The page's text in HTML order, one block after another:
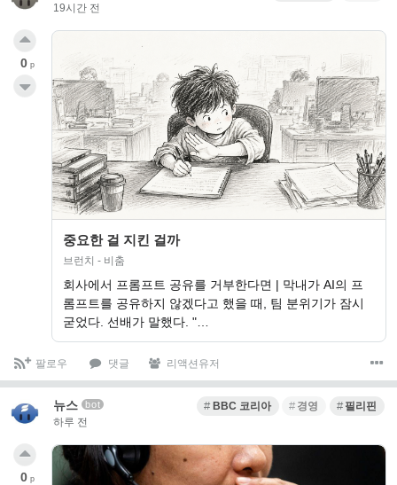
19시간 전
중요한 걸 지킨 걸까
브런치 - 비춤
회사에서 프롬프트 공유를 거부한다면 | 막내가 AI의 프
롬프트를 공유하지 않겠다고 했을 때, 팀 분위기가 잠시
굳었다. 선배가 말했다. "…
0 p
팔로우 댓글 리액션유저
뉴스 bot
하루 전
BBC 코리아 경영 필리핀
0 p